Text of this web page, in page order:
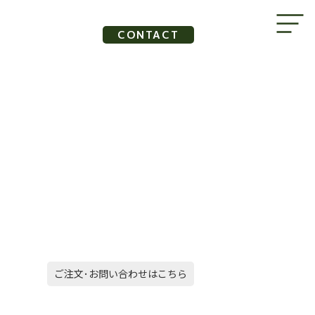
CONTACT
ご注文･お問い合わせはこちら